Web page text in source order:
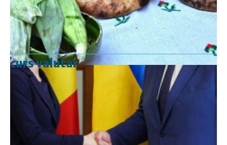
curs valutar
Curs valutar: 10 Aug 2026
EUR: 5,2396 RON
-0,0158 ▼
USD: 4,5329 RON
-0,0255 ▼
CHF: 5,6092 RON